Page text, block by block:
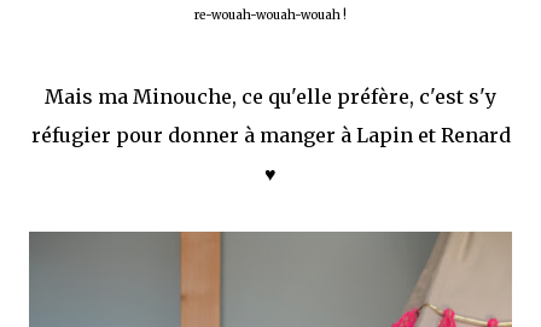
re-wouah-wouah-wouah !
Mais ma Minouche, ce qu'elle préfère, c'est s'y
réfugier pour donner à manger à Lapin et Renard
♥